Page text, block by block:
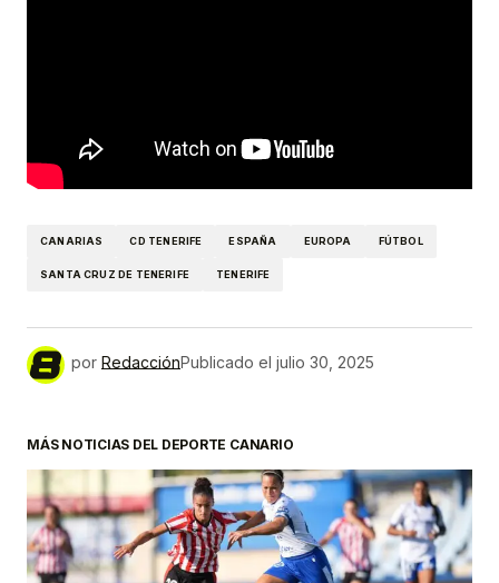
CANARIAS CD TENERIFE ESPAÑA EUROPA FÚTBOL
SANTA CRUZ DE TENERIFE TENERIFE
por RedacciónPublicado el julio 30, 2025
MÁS NOTICIAS DEL DEPORTE CANARIO